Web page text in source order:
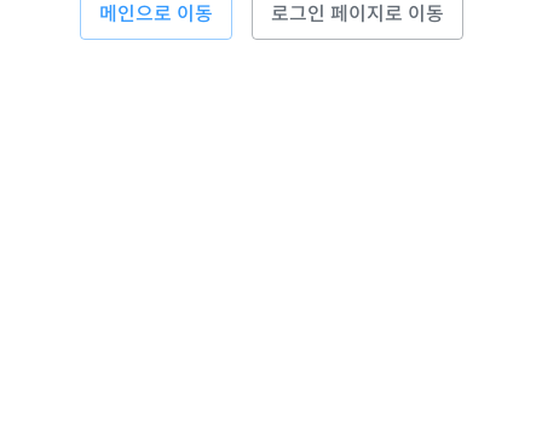
메인으로 이동 로그인 페이지로 이동